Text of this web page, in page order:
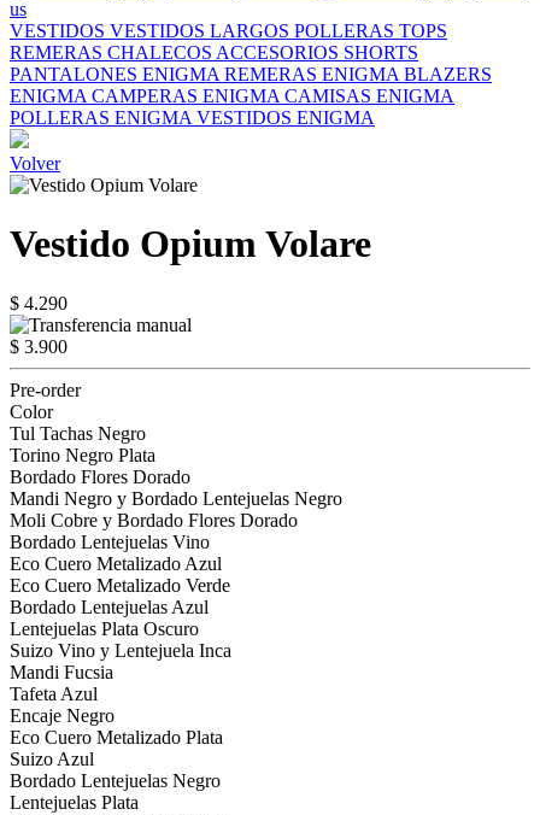
us
VESTIDOS VESTIDOS LARGOS POLLERAS TOPS
REMERAS CHALECOS ACCESORIOS SHORTS
PANTALONES ENIGMA REMERAS ENIGMA BLAZERS
ENIGMA CAMPERAS ENIGMA CAMISAS ENIGMA
POLLERAS ENIGMA VESTIDOS ENIGMA
Volver
Vestido Opium Volare
$ 4.290
$ 3.900
Pre-order
Color
Tul Tachas Negro
Torino Negro Plata
Bordado Flores Dorado
Mandi Negro y Bordado Lentejuelas Negro
Moli Cobre y Bordado Flores Dorado
Bordado Lentejuelas Vino
Eco Cuero Metalizado Azul
Eco Cuero Metalizado Verde
Bordado Lentejuelas Azul
Lentejuelas Plata Oscuro
Suizo Vino y Lentejuela Inca
Mandi Fucsia
Tafeta Azul
Encaje Negro
Eco Cuero Metalizado Plata
Suizo Azul
Bordado Lentejuelas Negro
Lentejuelas Plata